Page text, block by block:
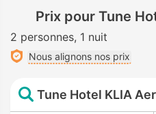
Prix pour Tune
2 personnes 1 nuit
Nous alignons nos prix
Tune Hotel KLIA